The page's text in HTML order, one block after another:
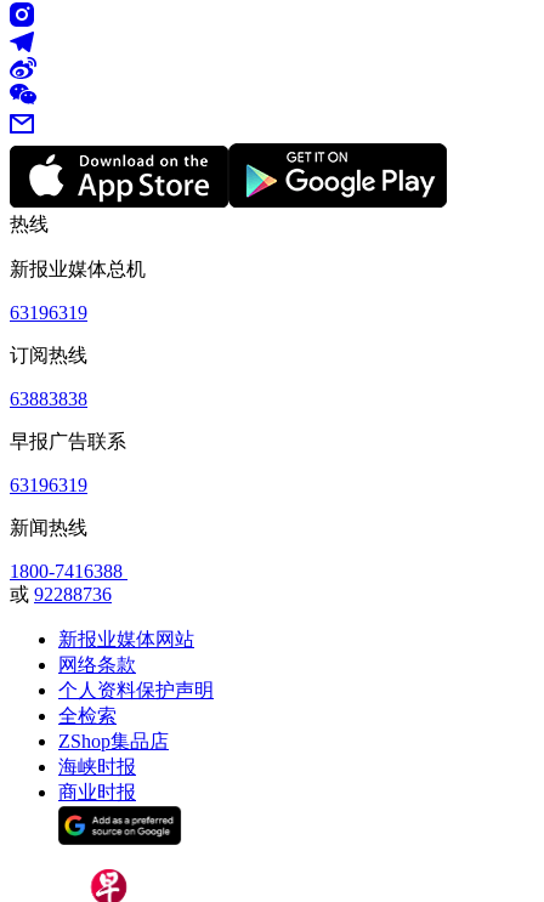
热线
新报业媒体总机
63196319
订阅热线
63883838
早报广告联系
63196319
新闻热线
1800-7416388
或 92288736
新报业媒体网站
网络条款
个人资料保护声明
全检索
ZShop集品店
海峡时报
商业时报